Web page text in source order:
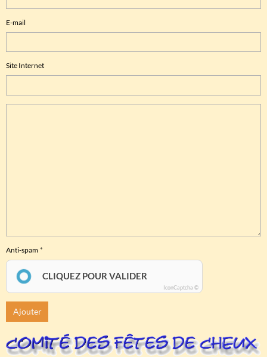
E-mail
Site Internet
Anti-spam
CLIQUEZ POUR VALIDER
IconCaptcha ©
Ajouter